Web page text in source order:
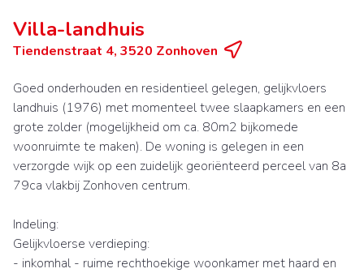
Villa-landhuis
Tiendenstraat 4, 3520 Zonhoven
Goed onderhouden en residentieel gelegen, gelijkvloers
landhuis (1976) met momenteel twee slaapkamers en een
grote zolder (mogelijkheid om ca. 80m2 bijkomede
woonruimte te maken). De woning is gelegen in een
verzorgde wijk op een zuidelijk georiënteerd perceel van 8a
79ca vlakbij Zonhoven centrum.
Indeling:
Gelijkvloerse verdieping:
- inkomhal - ruime rechthoekige woonkamer met haard en